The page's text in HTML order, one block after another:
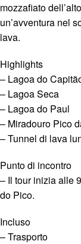
mozzafiato
un’avventura nel
lava.
Highlights
– Lagoa do
– Lagoa Seca
– Lagoa do Paul
– Miradouro Pico
– Tunnel di lava
Punto di incontro
– Il tour inizia alle
do Pico.
Incluso
– Trasporto